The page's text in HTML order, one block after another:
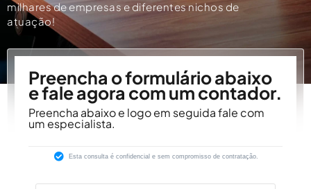
milhares de empresas e diferentes nichos de
atuação!
Preencha o formulário abaixo
e fale agora com um contador.
Preencha abaixo e logo em seguida fale com
um especialista.
Esta consulta é confidencial e sem compromisso de contratação.